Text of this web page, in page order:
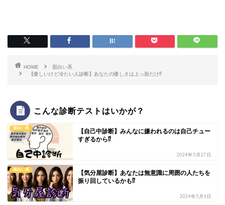
HOME
面白い系
【優しいけど冷たい人診断】あなたの優しさは上っ面だけ⁉
こんな診断テストはいかが？
面白い系
【自己中診断】みんなに嫌われるのは自己チュー
すぎるから⁉
2024年5月27日
面白い系
【気分屋診断】あなたは無意識に周囲の人たちを
振り回しているかも⁉
2024年5月6日